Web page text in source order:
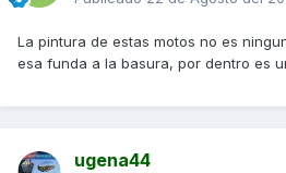
La pintura de estas motos no es
esa funda a la basura, por dentro es
ugena44